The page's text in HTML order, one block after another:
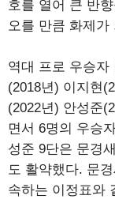
호를 열어 큰 반
오를 만큼 화제가
역대 프로 우승자
(2018년) 이지현
(2022년) 안성준
면서 6명의 우승
성준 9단은 문경
도 활약했다. 문
속하는 이정표와